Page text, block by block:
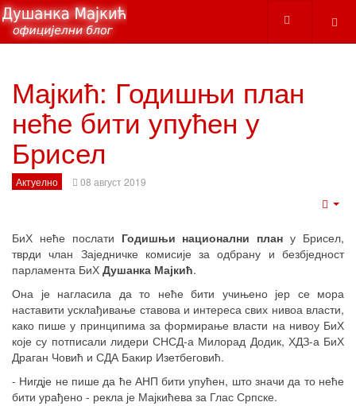
Мајкић: Годишњи план
неће бити упућен у
Брисел
Актуелно 08 август 2019
БиХ неће послати Годишњи национални план у Брисел,
тврди члан Заједничке комисије за одбрану и безбједност
парламента БиХ Душанка Мајкић.
Она је нагласила да то неће бити учињено јер се мора
наставити усклађивање ставова и интереса свих нивоа власти,
како пише у принципима за формирање власти на нивоу БиХ
које су потписали лидери СНСД-а Милорад Додик, ХДЗ-а БиХ
Драган Човић и СДА Бакир Изетбеговић.
- Нигдје не пише да ће АНП бити упућен, што значи да то неће
бити урађено - рекла је Мајкићева за Глас Српске.